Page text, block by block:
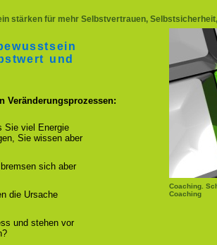
stärken für mehr Selbstvertrauen,
Coaching.
Coaching
und
Veränderungsprozessen:
Sie viel Energie
Sie wissen aber
sich aber
die Ursache
und stehen vor